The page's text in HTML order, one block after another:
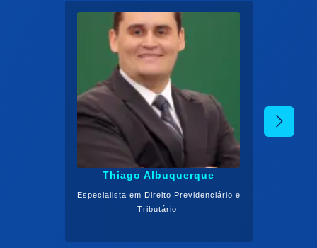
Thiago Albuquerque
Especialista em Direito Previdenciário e
Tributário.